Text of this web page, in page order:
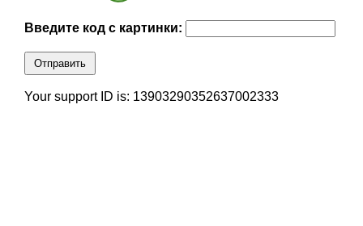
Введите код с картинки:
Отправить
Your support ID is: 13903290352637002333